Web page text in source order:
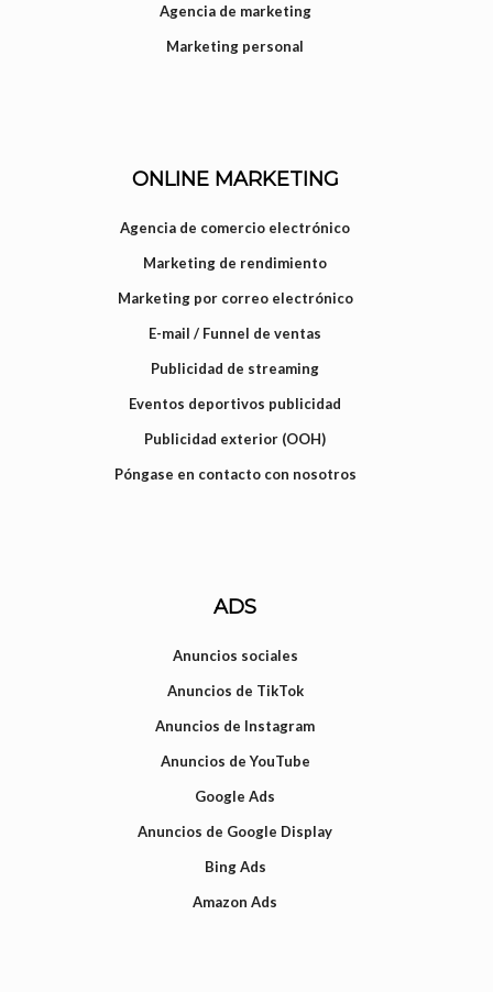
Agencia de marketing
Marketing personal
ONLINE MARKETING
Agencia de comercio electrónico
Marketing de rendimiento
Marketing por correo electrónico
E-mail / Funnel de ventas
Publicidad de streaming
Eventos deportivos publicidad
Publicidad exterior (OOH)
Póngase en contacto con nosotros
ADS
Anuncios sociales
Anuncios de TikTok
Anuncios de Instagram
Anuncios de YouTube
Google Ads
Anuncios de Google Display
Bing Ads
Amazon Ads